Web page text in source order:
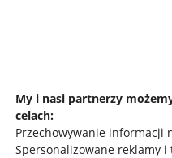
My i nasi partnerzy
celach:
Przechowywanie informacji
Spersonalizowane reklamy